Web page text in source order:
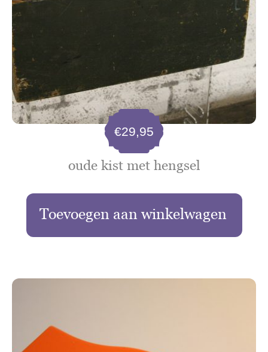
oude kist met hengsel
€29,95
Toevoegen aan winkelwagen